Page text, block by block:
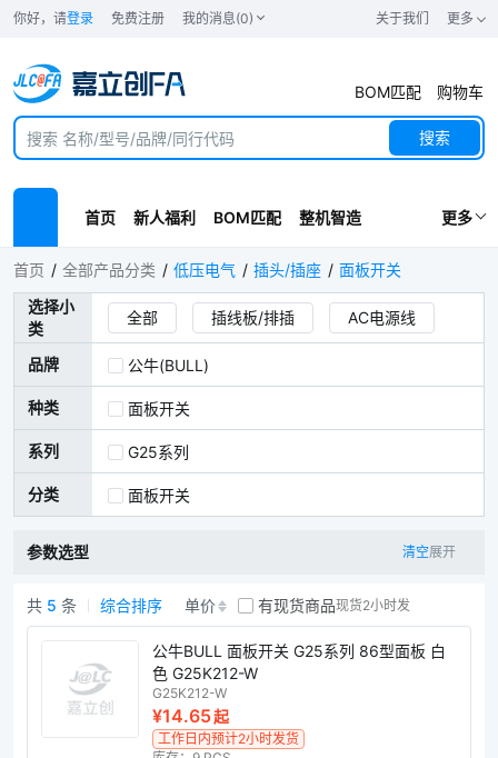
你好，请登录 免费注册 我的消息(0) 关于我们 更多
BOM匹配 购物车
搜索
首页 新人福利 BOM匹配 整机智造 更多
面板开关
首页 全部产品分类 低压电气 插头/插座
面板开关
选择小
类
全部 插线板/排插 AC电源线
插头
面板插座
品牌 公牛(BULL)
种类 面板开关
系列 G25系列
分类 面板开关
参数选型 清空展开
面板开关商品列表
共 5 条 综合排序 单价 有现货商品现货2小时发
公牛BULL 面板开关 G25系列 86型面板 白
色 G25K212-W
G25K212-W
¥14.65起
工作日内预计2小时发货